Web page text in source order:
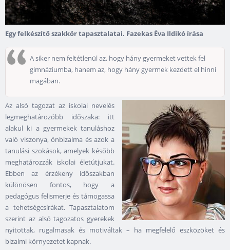
Egy felkészítő szakkör tapasztalatai. Fazekas Éva Ildikó írása
A siker nem feltétlenül az, hogy hány gyermeket vettek fel
gimnáziumba, hanem az, hogy hány gyermek kezdett el hinni
magában.
Az alsó tagozat az iskolai nevelés
legmeghatározóbb időszaka: itt
alakul ki a gyermekek tanuláshoz
való viszonya, önbizalma és azok a
tanulási szokások, amelyek később
meghatározzák iskolai életútjukat.
Ebben az érzékeny időszakban
különösen fontos, hogy a
pedagógus felismerje és támogassa
a tehetségcsírákat. Tapasztalatom
szerint az alsó tagozatos gyerekek
nyitottak, rugalmasak és motiváltak – ha megfelelő eszközöket és
bizalmi környezetet kapnak.